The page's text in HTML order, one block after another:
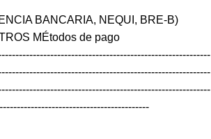
BANCARIA, NEQUI, BRE-B)
MÉtodos de pago